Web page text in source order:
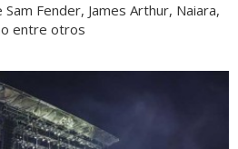
Fender, James Arthur, Naiara,
entre otros